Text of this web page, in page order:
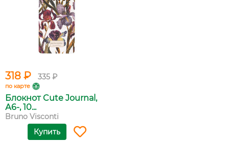
318 ₽ 335 ₽
по карте
Блокнот Cute Journal,
А6-, 10...
Bruno Visconti
Купить